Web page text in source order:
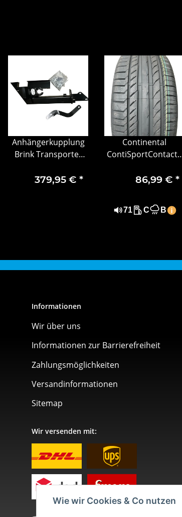
Wie wir Cookies & Co nutzen
Anhängerkupplung
Brink Transporter
Ducato 30 kg 5173
379,95 € *
Continental
ContiSportContact5
Sommerreifen |
86,99 € *
71 C B
Informationen
Wir über uns
Informationen zur Barrierefreiheit
Zahlungsmöglichkeiten
Versandinformationen
Sitemap
Wir versenden mit: